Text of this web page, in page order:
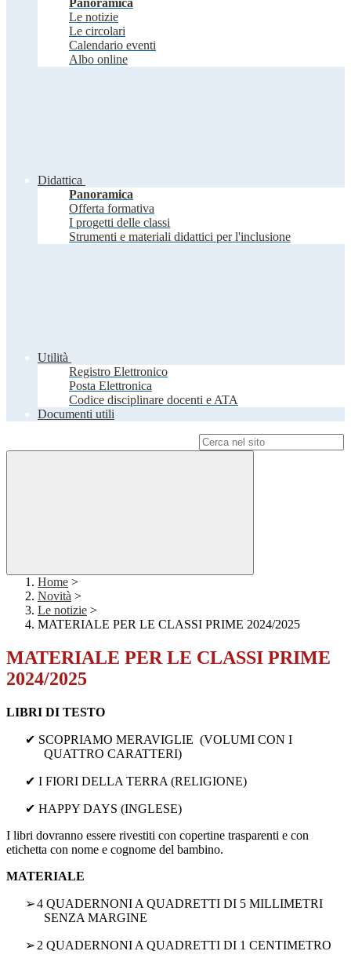
Panoramica
Le notizie
Le circolari
Calendario eventi
Albo online
Didattica
Panoramica
Offerta formativa
I progetti delle classi
Strumenti e materiali didattici per l'inclusione
Utilità
Registro Elettronico
Posta Elettronica
Codice disciplinare docenti e ATA
Documenti utili
Home >
Novità >
Le notizie >
MATERIALE PER LE CLASSI PRIME 2024/2025
MATERIALE PER LE CLASSI PRIME
2024/2025
LIBRI DI TESTO
✔ SCOPRIAMO MERAVIGLIE (VOLUMI CON I
QUATTRO CARATTERI)
✔ I FIORI DELLA TERRA (RELIGIONE)
✔ HAPPY DAYS (INGLESE)
I libri dovranno essere rivestiti con copertine trasparenti e con
etichetta con nome e cognome del bambino.
MATERIALE
➢4 QUADERNONI A QUADRETTI DI 5 MILLIMETRI
SENZA MARGINE
➢ 2 QUADERNONI A QUADRETTI DI 1 CENTIMETRO